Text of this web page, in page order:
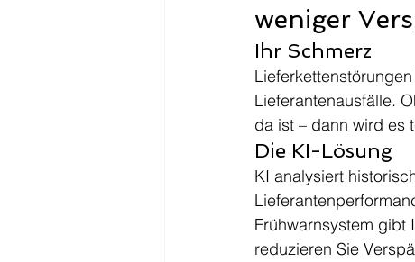
weniger
Ihr Schmerz
Lieferantenausfälle.
da ist – dann wird es
Die KI-Lösung
KI analysiert
Frühwarnsystem gibt
reduzieren Sie